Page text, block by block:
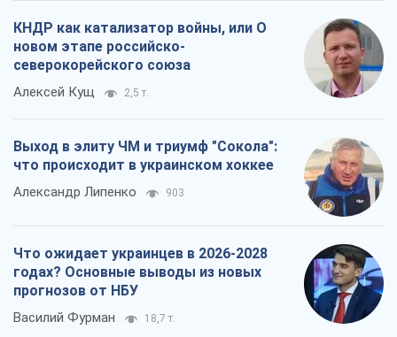
КНДР как катализатор войны, или О
новом этапе российско-
северокорейского союза
Алексей Кущ 2,5 т.
Выход в элиту ЧМ и триумф "Сокола":
что происходит в украинском хоккее
Александр Липенко 903
Что ожидает украинцев в 2026-2028
годах? Основные выводы из новых
прогнозов от НБУ
Василий Фурман 18,7 т.